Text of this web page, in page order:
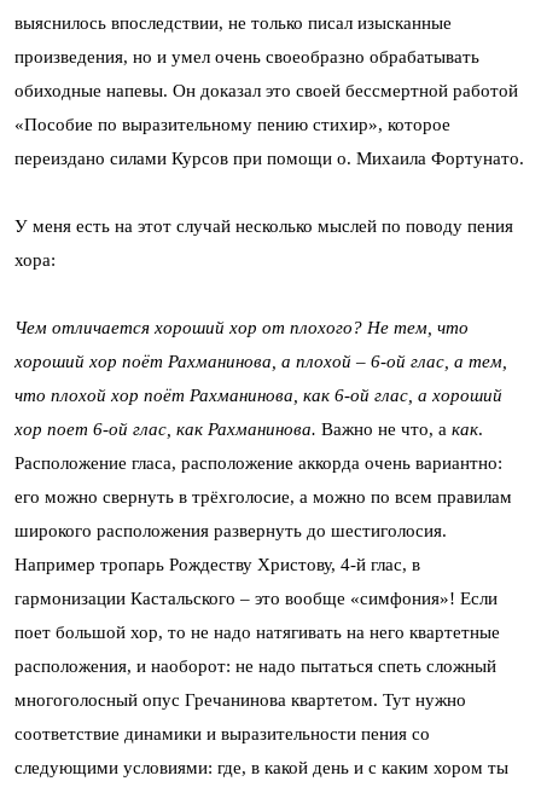
выяснилось впоследствии, не только писал изысканные
произведения, но и умел очень своеобразно обрабатывать
обиходные напевы. Он доказал это своей бессмертной работой
«Пособие по выразительному пению стихир», которое
переиздано силами Курсов при помощи о. Михаила Фортунато.
У меня есть на этот случай несколько мыслей по поводу пения
хора:
Чем отличается хороший хор от плохого? Не тем, что
хороший хор поёт Рахманинова, а плохой – 6-ой глас, а тем,
что плохой хор поёт Рахманинова, как 6-ой глас, а хороший
хор поет 6-ой глас, как Рахманинова. Важно не что, а как.
Расположение гласа, расположение аккорда очень вариантно:
его можно свернуть в трёхголосие, а можно по всем правилам
широкого расположения развернуть до шестиголосия.
Например тропарь Рождеству Христову, 4-й глас, в
гармонизации Кастальского – это вообще «симфония»! Если
поет большой хор, то не надо натягивать на него квартетные
расположения, и наоборот: не надо пытаться спеть сложный
многоголосный опус Гречанинова квартетом. Тут нужно
соответствие динамики и выразительности пения со
следующими условиями: где, в какой день и с каким хором ты